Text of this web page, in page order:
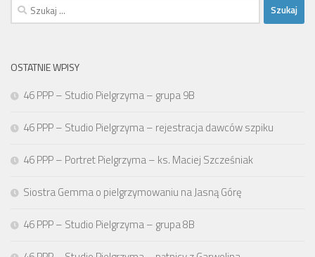
Szukaj:
OSTATNIE WPISY
46 PPP – Studio Pielgrzyma – grupa 9B
46 PPP – Studio Pielgrzyma – rejestracja dawców szpiku
46 PPP – Portret Pielgrzyma – ks. Maciej Szcześniak
Siostra Gemma o pielgrzymowaniu na Jasną Górę
46 PPP – Studio Pielgrzyma – grupa 8B